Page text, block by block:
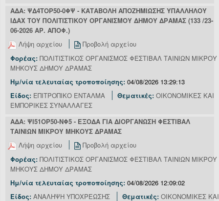
ΑΔΑ: ΨΔ4ΤΟΡ50-0ΦΨ - ΚΑΤΑΒΟΛΗ ΑΠΟΖΗΜΙΩΣΗΣ ΥΠΑΛΛΗΛΟΥ
ΙΔΑΧ ΤΟΥ ΠΟΛΙΤΙΣΤΙΚΟΥ ΟΡΓΑΝΙΣΜΟΥ ΔΗΜΟΥ ΔΡΑΜΑΣ (133 /23-
06-2026 ΑΡ. ΑΠΟΦ.)
Λήψη αρχείου
Προβολή αρχείου
Φορέας: ΠΟΛΙΤΙΣΤΙΚΟΣ ΟΡΓΑΝΙΣΜΟΣ ΦΕΣΤΙΒΑΛ ΤΑΙΝΙΩΝ ΜΙΚΡΟΥ
ΜΗΚΟΥΣ ΔΗΜΟΥ ΔΡΑΜΑΣ
Ημ/νία τελευταίας τροποποίησης: 04/08/2026 13:29:13
Είδος: ΕΠΙΤΡΟΠΙΚΟ ΕΝΤΑΛΜΑ Θεματικές: ΟΙΚΟΝΟΜΙΚΕΣ ΚΑΙ
ΕΜΠΟΡΙΚΕΣ ΣΥΝΑΛΛΑΓΕΣ
ΑΔΑ: ΨΙ51ΟΡ50-ΝΦ5 - ΕΞΟΔΑ ΓΙΑ ΔΙΟΡΓΑΝΩΣΗ ΦΕΣΤΙΒΑΛ
ΤΑΙΝΙΩΝ ΜΙΚΡΟΥ ΜΗΚΟΥΣ ΔΡΑΜΑΣ
Λήψη αρχείου
Προβολή αρχείου
Φορέας: ΠΟΛΙΤΙΣΤΙΚΟΣ ΟΡΓΑΝΙΣΜΟΣ ΦΕΣΤΙΒΑΛ ΤΑΙΝΙΩΝ ΜΙΚΡΟΥ
ΜΗΚΟΥΣ ΔΗΜΟΥ ΔΡΑΜΑΣ
Ημ/νία τελευταίας τροποποίησης: 04/08/2026 12:09:02
Είδος: ΑΝΑΛΗΨΗ ΥΠΟΧΡΕΩΣΗΣ Θεματικές: ΟΙΚΟΝΟΜΙΚΕΣ ΚΑΙ